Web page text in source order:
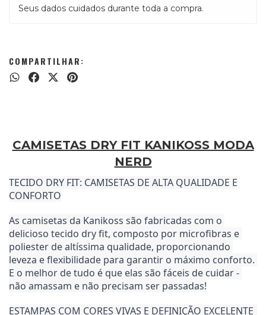
Seus dados cuidados durante toda a compra.
COMPARTILHAR:
CAMISETAS DRY FIT KANIKOSS MODA
NERD
TECIDO DRY FIT: CAMISETAS DE ALTA QUALIDADE E
CONFORTO
As camisetas da Kanikoss são fabricadas com o
delicioso tecido dry fit, composto por microfibras e
poliester de altíssima qualidade, proporcionando
leveza e flexibilidade para garantir o máximo conforto.
E o melhor de tudo é que elas são fáceis de cuidar -
não amassam e não precisam ser passadas!
ESTAMPAS COM CORES VIVAS E DEFINIÇÃO EXCELENTE